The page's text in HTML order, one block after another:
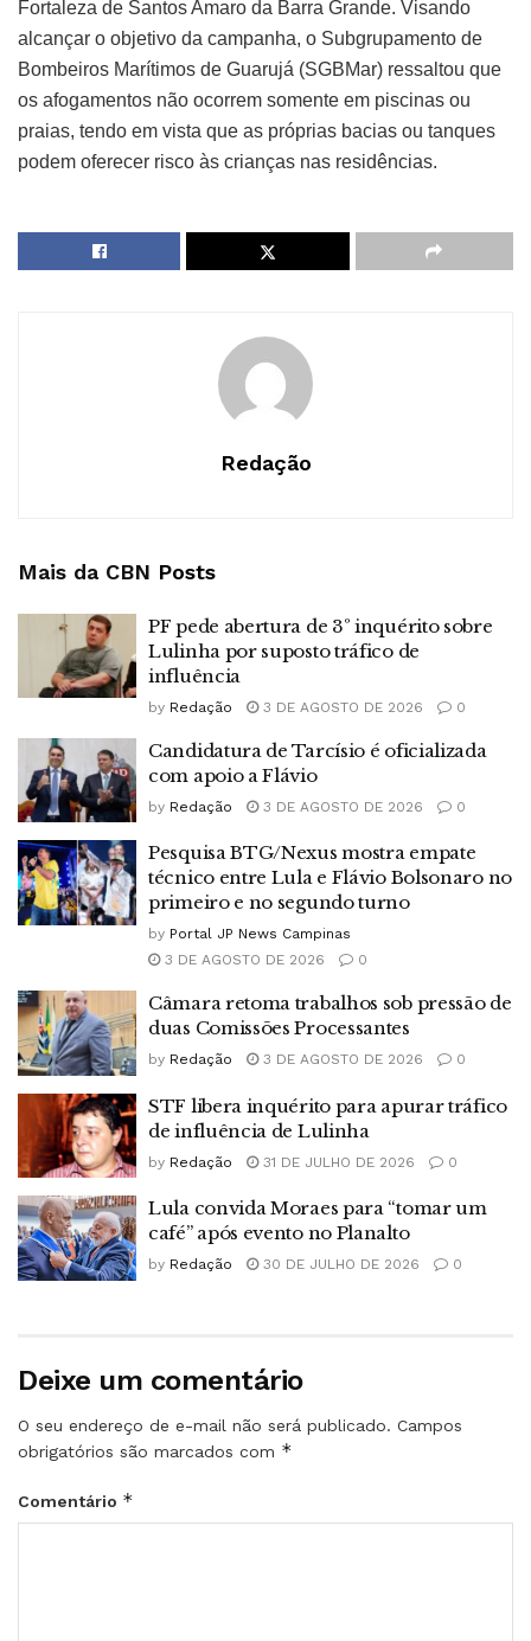
Fortaleza de Santos Amaro da Barra Grande. Visando
alcançar o objetivo da campanha, o Subgrupamento de
Bombeiros Marítimos de Guarujá (SGBMar) ressaltou que
os afogamentos não ocorrem somente em piscinas ou
praias, tendo em vista que as próprias bacias ou tanques
podem oferecer risco às crianças nas residências.
Redação
Mais da CBN Posts
PF pede abertura de 3º inquérito sobre
Lulinha por suposto tráfico de
influência
by Redação 3 DE AGOSTO DE 2026 0
Candidatura de Tarcísio é oficializada
com apoio a Flávio
by Redação 3 DE AGOSTO DE 2026 0
Pesquisa BTG/Nexus mostra empate
técnico entre Lula e Flávio Bolsonaro no
primeiro e no segundo turno
by Portal JP News Campinas
3 DE AGOSTO DE 2026
0
Câmara retoma trabalhos sob pressão de
duas Comissões Processantes
by Redação 3 DE AGOSTO DE 2026 0
STF libera inquérito para apurar tráfico
de influência de Lulinha
by Redação 31 DE JULHO DE 2026 0
Lula convida Moraes para “tomar um
café” após evento no Planalto
by Redação 30 DE JULHO DE 2026 0
Deixe um comentário
O seu endereço de e-mail não será publicado. Campos
obrigatórios são marcados com *
Comentário *